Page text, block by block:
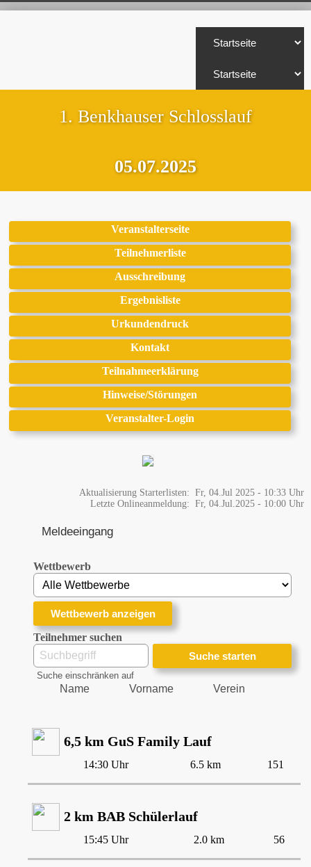
1. Benkhauser Schlosslauf
05.07.2025
Veranstalterseite
Teilnehmerliste
Ausschreibung
Ergebnisliste
Urkundendruck
Kontakt
Teilnahmeerklärung
Hinweise/Störungen
Veranstalter-Login
Aktualisierung Starterlisten: Fr, 04.Jul 2025 - 10:33 Uhr
Letzte Onlineanmeldung: Fr, 04.Jul.2025 - 10:00 Uhr
Meldeeingang
Wettbewerb
Teilnehmer suchen
Suche einschränken auf
Name Vorname Verein
6,5 km GuS Family Lauf
14:30 Uhr 6.5 km 151
2 km BAB Schülerlauf
15:45 Uhr 2.0 km 56